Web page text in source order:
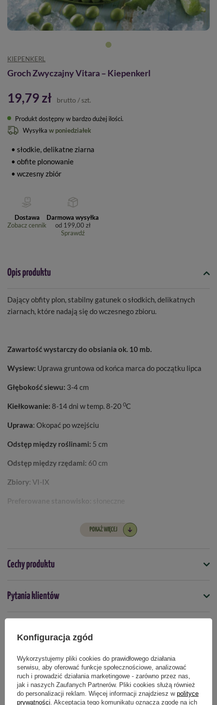
KIEPENKERL
Groch Zwyczajny Vitara – Kiepenkerl
19,79 zł brutto / szt.
Produkt dostępny w bardzo dużej ilości
Wysyłka w poniedziałek
• słodkie, delikatne ziarna
• obfite plonowanie
• wczesny zbiór
Dostawa
Zobacz cennik
Darmowa wysyłka
od 199,00 zł
Sprawdź
Opis produktu
Dający obfity plon, stabilny gatunek o słodkich, delikatnych
ziarnach, które nadają się do wczesnego zbioru.
Zawartość wystarczy do obsiania ok. 10 mb.
Wysiew: Uprawa gruntowa od końca marca do początku lipca
Głębokość siewu: 3-4 cm
Kiełkowanie: 8-14 dni w temp. 8-20 0C
Uprawa: Okopać po wzejściu
Odstęp między roślinami: 5 cm
Odstęp między rzędami: 60 cm
Zbiory: VI-IX
Preferowane stanowisko: słoneczne
Zimotrwałość:
POKAŻ WIĘCEJ
Cechy produktu
Symbol
4000159080546
Nasiona na taśmie
marzec kwiecień maj czerwiec lipiec
Podmiot odpowiedzialny za ten produkt na terenie UE Więcej
Pytania klientów
Produkty powiązane
Konfiguracja zgód
Wykorzystujemy pliki cookies do prawidłowego działania
serwisu, aby oferować funkcje społecznościowe, analizować
ruch i prowadzić działania marketingowe - zarówno przez nas,
jak i naszych Zaufanych Partnerów. Pliki cookies służą również
do personalizacji reklam. Więcej informacji znajdziesz w polityce
prywatności . Akceptacja tego komunikatu oznacza zgodę na ich